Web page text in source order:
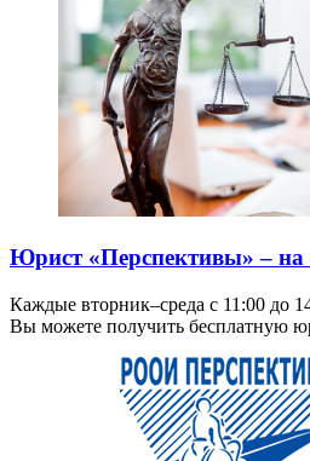
Юрист «Перспективы» – на
Каждые вторник–среда с 11:00 до
Вы можете получить бесплатную